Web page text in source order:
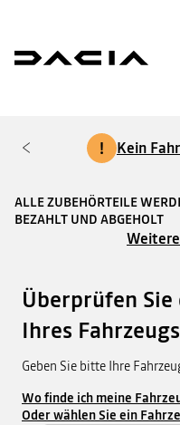
! Kein
ALLE ZUBEHÖRTEILE
BEZAHLT UND ABGEHOLT
Überprüfen
Ihres Fahrzeugs
Geben Sie bitte Ihre
Wo finde ich meine
Oder wählen Sie ein